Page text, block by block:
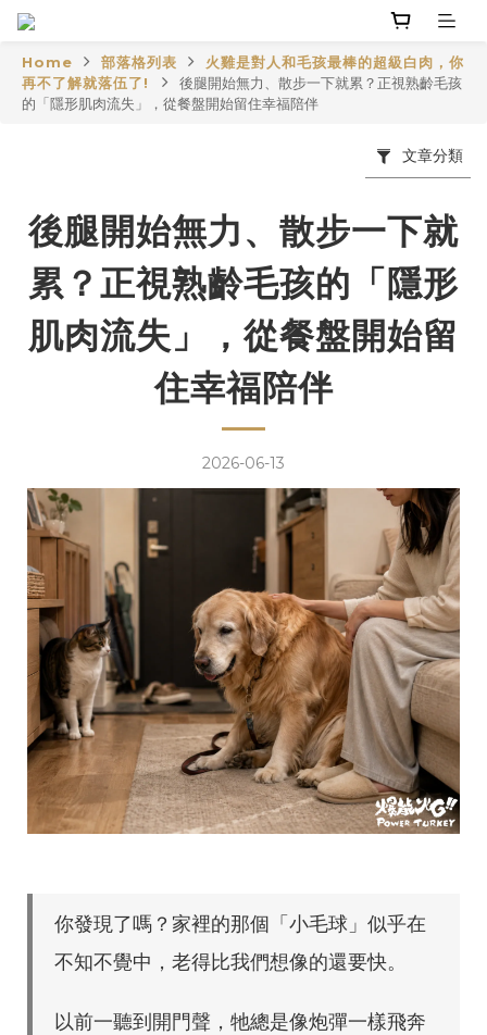
Home 部落格列表
火雞是對人和毛孩最棒的超級白肉，你
再不了解就落伍了!
後腿開始無力、散步一下就累？正視熟齡毛孩
的「隱形肌肉流失」，從餐盤開始留住幸福陪伴
文章分類
後腿開始無力、散步一下就
累？正視熟齡毛孩的「隱形
肌肉流失」，從餐盤開始留
住幸福陪伴
2026-06-13
你發現了嗎？家裡的那個「小毛球」似乎在
不知不覺中，老得比我們想像的還要快。
以前一聽到開門聲，牠總是像炮彈一樣飛奔